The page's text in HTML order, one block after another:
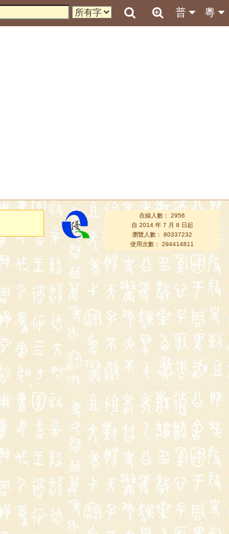
粵
普
在線人數： 2956
自 2014 年 7 月 8 日起
瀏覽人數： 80337232
使用次數： 294414811